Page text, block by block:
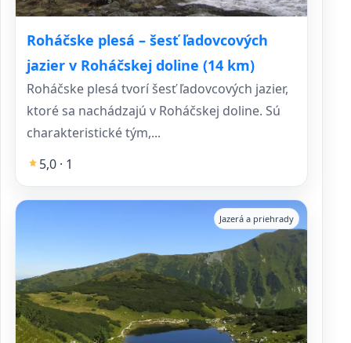
Roháčske plesá – šesť ľadovcových
jazier v Roháčskej doline (14 km)
Roháčske plesá tvorí šesť ľadovcových jazier,
ktoré sa nachádzajú v Roháčskej doline. Sú
charakteristické tým,...
5,0 · 1
Jazerá a priehrady